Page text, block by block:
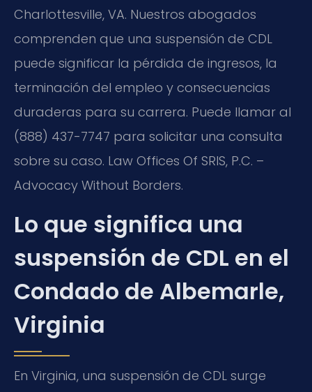
Charlottesville, VA. Nuestros abogados
comprenden que una suspensión de CDL
puede significar la pérdida de ingresos, la
terminación del empleo y consecuencias
duraderas para su carrera. Puede llamar al
(888) 437-7747 para solicitar una consulta
sobre su caso. Law Offices Of SRIS, P.C. –
Advocacy Without Borders.
Lo que significa una
suspensión de CDL en el
Condado de Albemarle,
Virginia
En Virginia, una suspensión de CDL surge